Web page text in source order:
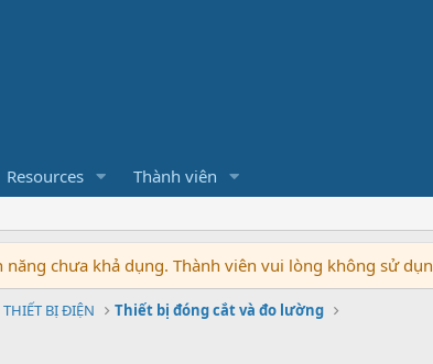
Resources Thành viên
năng chưa khả dụng. Thành viên vui lòng không sử
THIẾT BỊ ĐIỆN Thiết bị đóng cắt và đo lường